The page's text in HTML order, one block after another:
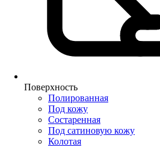
Поверхность
Полированная
Под кожу
Состаренная
Под сатиновую кожу
Колотая